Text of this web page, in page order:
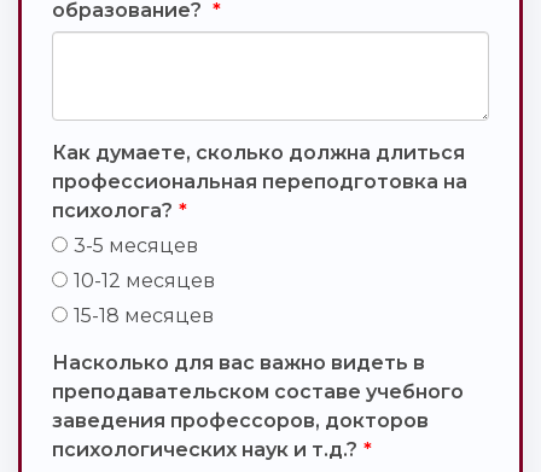
образование? *
Как думаете, сколько должна длиться
профессиональная переподготовка на
психолога? *
3-5 месяцев
10-12 месяцев
15-18 месяцев
Насколько для вас важно видеть в
преподавательском составе учебного
заведения профессоров, докторов
психологических наук и т.д.? *